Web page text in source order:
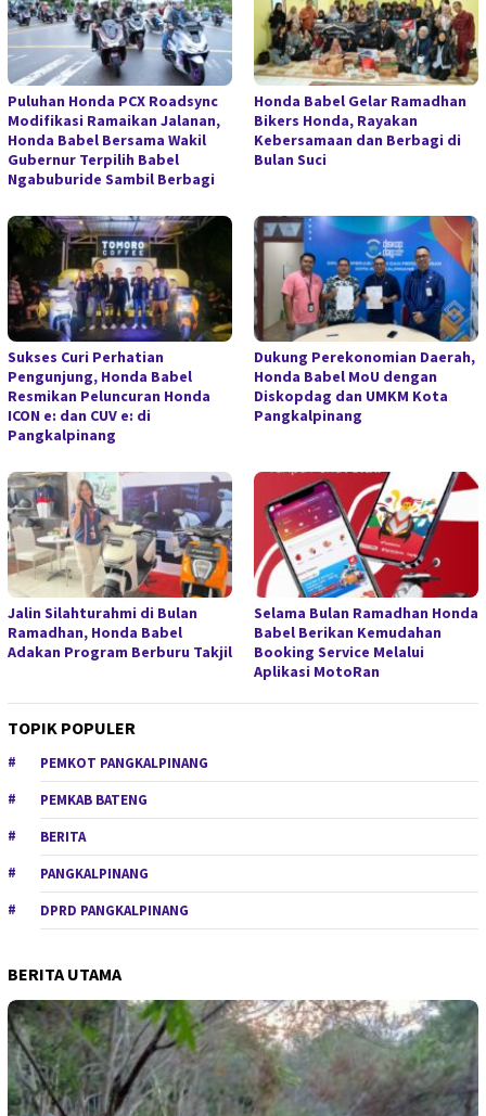
Puluhan Honda PCX Roadsync
Modifikasi Ramaikan Jalanan,
Honda Babel Bersama Wakil
Gubernur Terpilih Babel
Ngabuburide Sambil Berbagi
Honda Babel Gelar Ramadhan
Bikers Honda, Rayakan
Kebersamaan dan Berbagi di
Bulan Suci
Sukses Curi Perhatian
Pengunjung, Honda Babel
Resmikan Peluncuran Honda
ICON e: dan CUV e: di
Pangkalpinang
Dukung Perekonomian Daerah,
Honda Babel MoU dengan
Diskopdag dan UMKM Kota
Pangkalpinang
Jalin Silahturahmi di Bulan
Ramadhan, Honda Babel
Adakan Program Berburu Takjil
Selama Bulan Ramadhan Honda
Babel Berikan Kemudahan
Booking Service Melalui
Aplikasi MotoRan
TOPIK POPULER
PEMKOT PANGKALPINANG
PEMKAB BATENG
BERITA
PANGKALPINANG
DPRD PANGKALPINANG
BERITA UTAMA